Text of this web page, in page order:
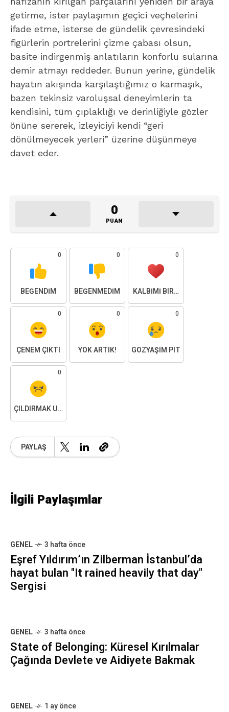
getirme, ister paylaşımın geçici veçhelerini
ifade etme, isterse de gündelik çevresindeki
figürlerin portrelerini çizme çabası olsun,
basite indirgenmiş anlatıların konforlu sularına
demir atmayı reddeder. Bunun yerine, gündelik
hayatın akışında karşılaştığımız o karmaşık,
bazen tekinsiz varoluşsal deneyimlerin ta
kendisini, tüm çıplaklığı ve derinliğiyle gözler
önüne sererek, izleyiciyi kendi “geri
dönülmeyecek yerleri” üzerine düşünmeye
davet eder.
0
PUAN
0
BEĞENDIM
0
BEĞENMEDIM
0
KALBIMI BIRAKTIM
0
ÇENEM ÇIKTI
0
YOK ARTIK!
0
GÖZYAŞIM PIT
0
ÇILDIRMAK ÜZEREYIM
PAYLAŞ
İlgili Paylaşımlar
GENEL 3 hafta önce
Eşref Yıldırım’ın Zilberman İstanbul’da
hayat bulan "It rained heavily that day"
Sergisi
GENEL 3 hafta önce
State of Belonging: Küresel Kırılmalar
Çağında Devlete ve Aidiyete Bakmak
GENEL 1 ay önce